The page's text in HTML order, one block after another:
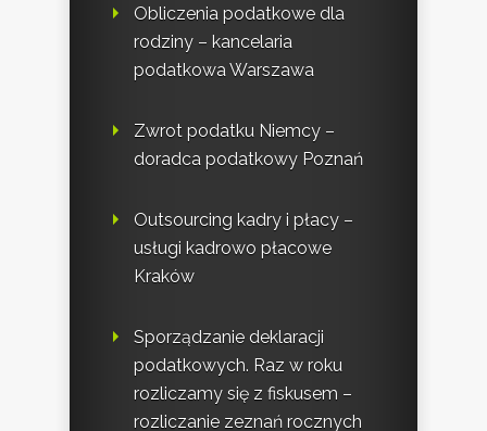
Obliczenia podatkowe dla
rodziny – kancelaria
podatkowa Warszawa
Zwrot podatku Niemcy –
doradca podatkowy Poznań
Outsourcing kadry i płacy –
usługi kadrowo płacowe
Kraków
Sporządzanie deklaracji
podatkowych. Raz w roku
rozliczamy się z fiskusem –
rozliczanie zeznań rocznych